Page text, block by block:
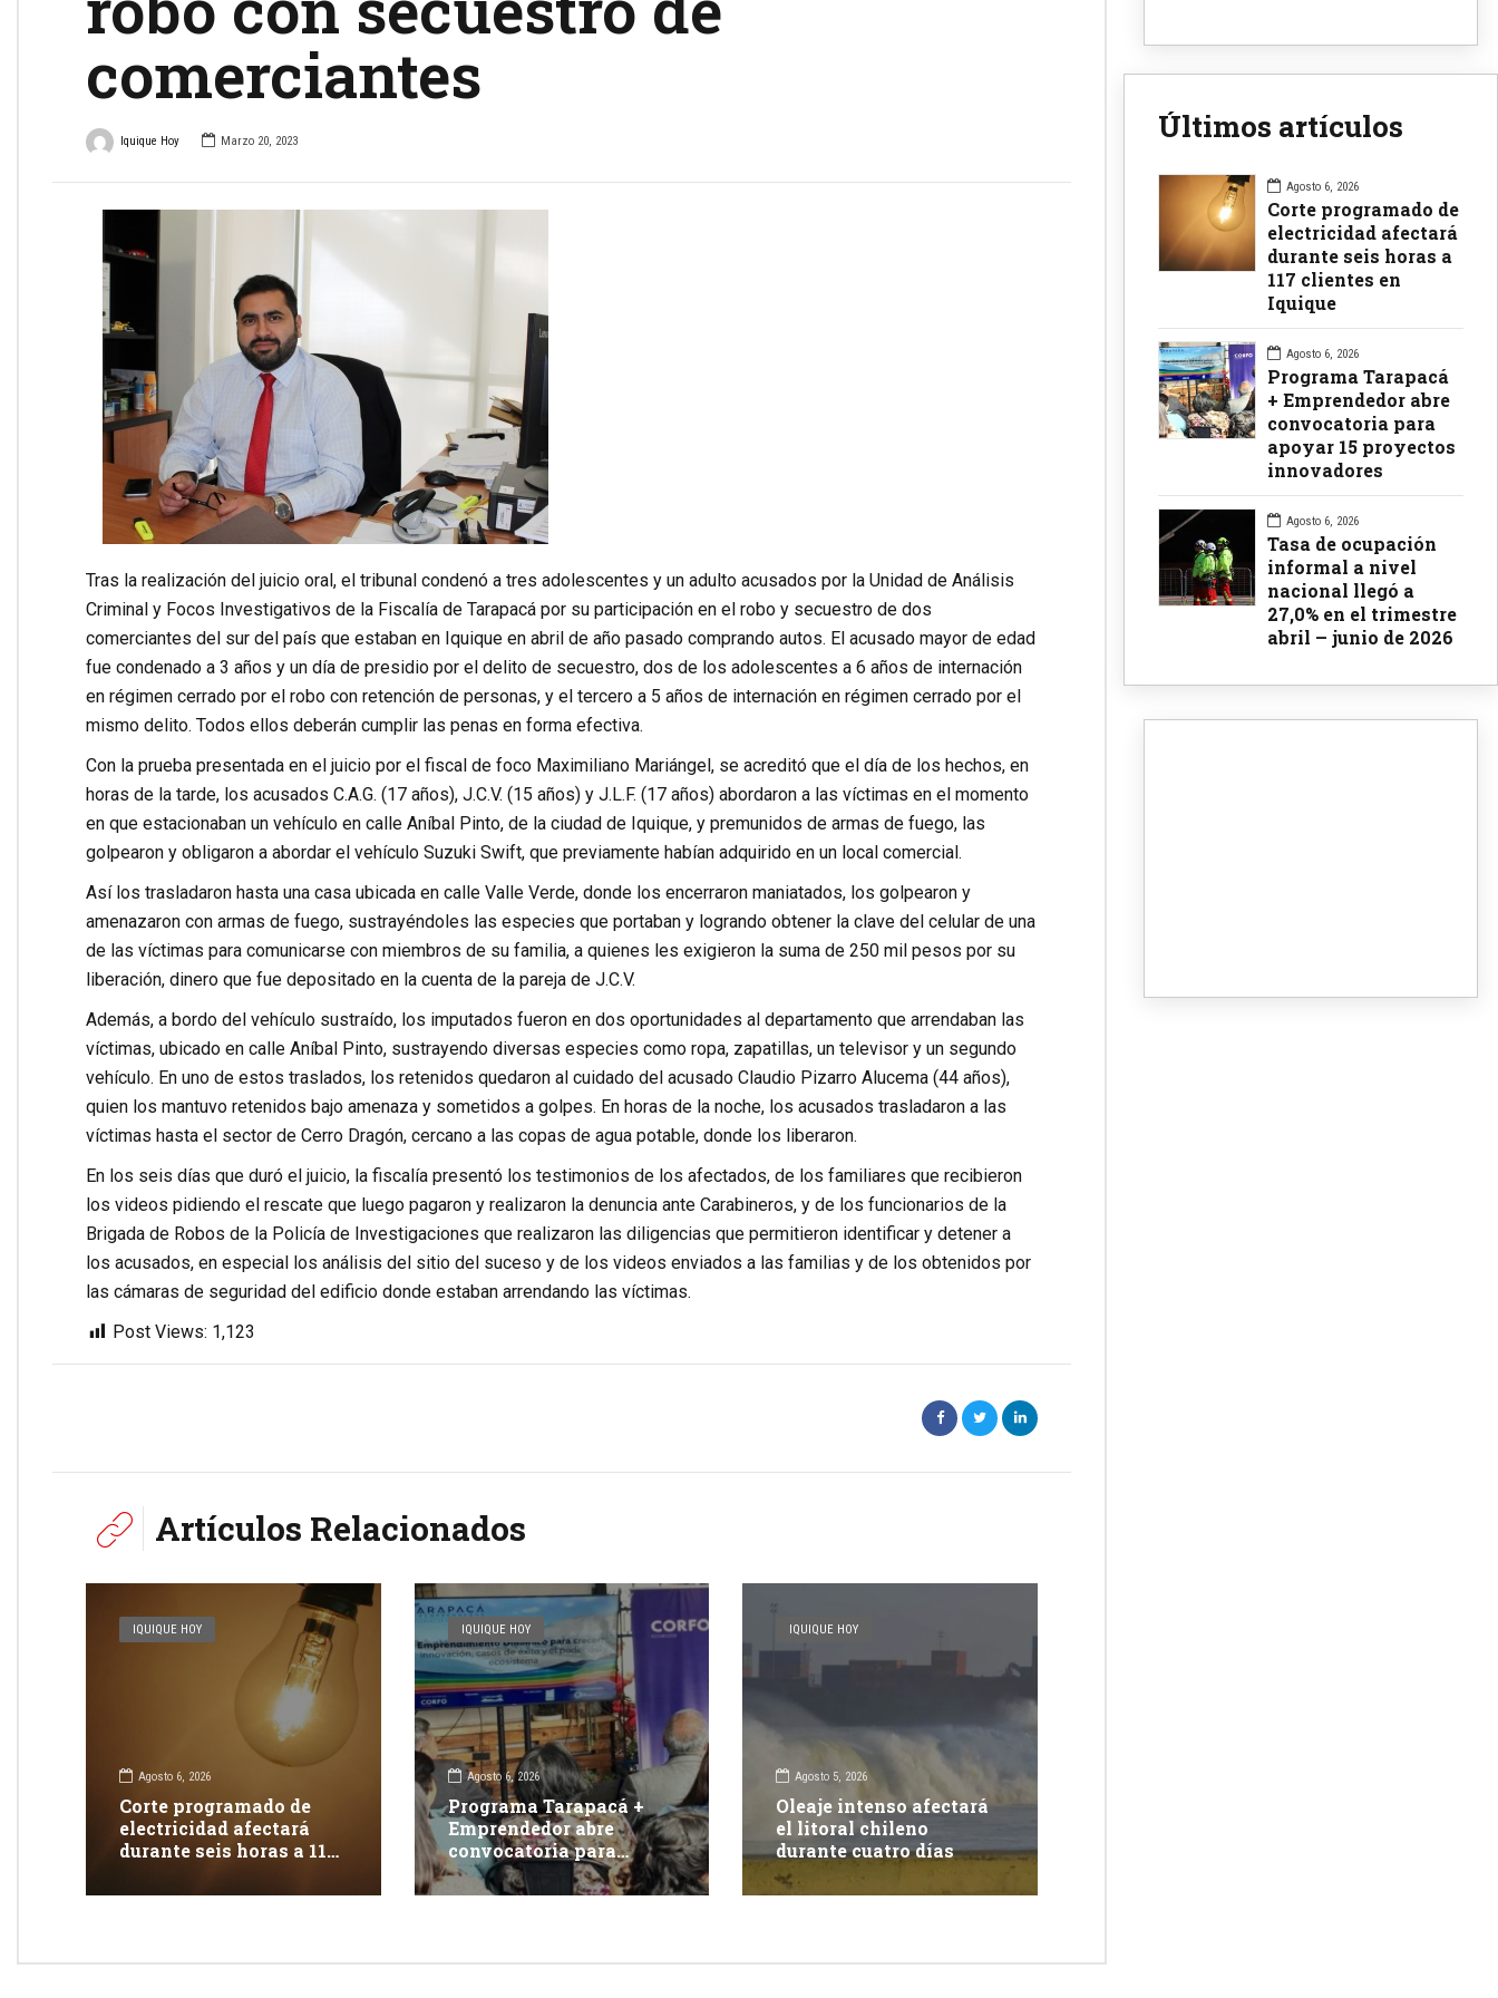
comerciantes
Iquique Hoy Marzo 20, 2023
Tras la realización del juicio oral, el tribunal condenó a tres adolescentes y un adulto acusados por la Unidad de Análisis
Criminal y Focos Investigativos de la Fiscalía de Tarapacá por su participación en el robo y secuestro de dos
comerciantes del sur del país que estaban en Iquique en abril de año pasado comprando autos. El acusado mayor de edad
fue condenado a 3 años y un día de presidio por el delito de secuestro, dos de los adolescentes a 6 años de internación
en régimen cerrado por el robo con retención de personas, y el tercero a 5 años de internación en régimen cerrado por el
mismo delito. Todos ellos deberán cumplir las penas en forma efectiva.
Con la prueba presentada en el juicio por el fiscal de foco Maximiliano Mariángel, se acreditó que el día de los hechos, en
horas de la tarde, los acusados C.A.G. (17 años), J.C.V. (15 años) y J.L.F. (17 años) abordaron a las víctimas en el momento
en que estacionaban un vehículo en calle Aníbal Pinto, de la ciudad de Iquique, y premunidos de armas de fuego, las
golpearon y obligaron a abordar el vehículo Suzuki Swift, que previamente habían adquirido en un local comercial.
Así los trasladaron hasta una casa ubicada en calle Valle Verde, donde los encerraron maniatados, los golpearon y
amenazaron con armas de fuego, sustrayéndoles las especies que portaban y logrando obtener la clave del celular de una
de las víctimas para comunicarse con miembros de su familia, a quienes les exigieron la suma de 250 mil pesos por su
liberación, dinero que fue depositado en la cuenta de la pareja de J.C.V.
Además, a bordo del vehículo sustraído, los imputados fueron en dos oportunidades al departamento que arrendaban las
víctimas, ubicado en calle Aníbal Pinto, sustrayendo diversas especies como ropa, zapatillas, un televisor y un segundo
vehículo. En uno de estos traslados, los retenidos quedaron al cuidado del acusado Claudio Pizarro Alucema (44 años),
quien los mantuvo retenidos bajo amenaza y sometidos a golpes. En horas de la noche, los acusados trasladaron a las
víctimas hasta el sector de Cerro Dragón, cercano a las copas de agua potable, donde los liberaron.
En los seis días que duró el juicio, la fiscalía presentó los testimonios de los afectados, de los familiares que recibieron
los videos pidiendo el rescate que luego pagaron y realizaron la denuncia ante Carabineros, y de los funcionarios de la
Brigada de Robos de la Policía de Investigaciones que realizaron las diligencias que permitieron identificar y detener a
los acusados, en especial los análisis del sitio del suceso y de los videos enviados a las familias y de los obtenidos por
las cámaras de seguridad del edificio donde estaban arrendando las víctimas.
Post Views: 1,123
Artículos Relacionados
IQUIQUE HOY
Agosto 6, 2026
Corte programado de
electricidad afectará
durante seis horas a 117
IQUIQUE HOY
Agosto 6, 2026
Programa Tarapacá +
Emprendedor abre
convocatoria para
apoyar 15 proyectos
innovadores
IQUIQUE HOY
Agosto 5, 2026
Oleaje intenso afectará
el litoral chileno
durante cuatro días
Últimos artículos
Agosto 6, 2026
Corte programado de
electricidad afectará
durante seis horas a
117 clientes en
Iquique
Agosto 6, 2026
Programa Tarapacá
+ Emprendedor abre
convocatoria para
apoyar 15 proyectos
innovadores
Agosto 6, 2026
Tasa de ocupación
informal a nivel
nacional llegó a
27,0% en el trimestre
abril – junio de 2026